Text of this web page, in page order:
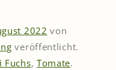
2022 von
veröffentlicht.
Fuchs, Tomate.